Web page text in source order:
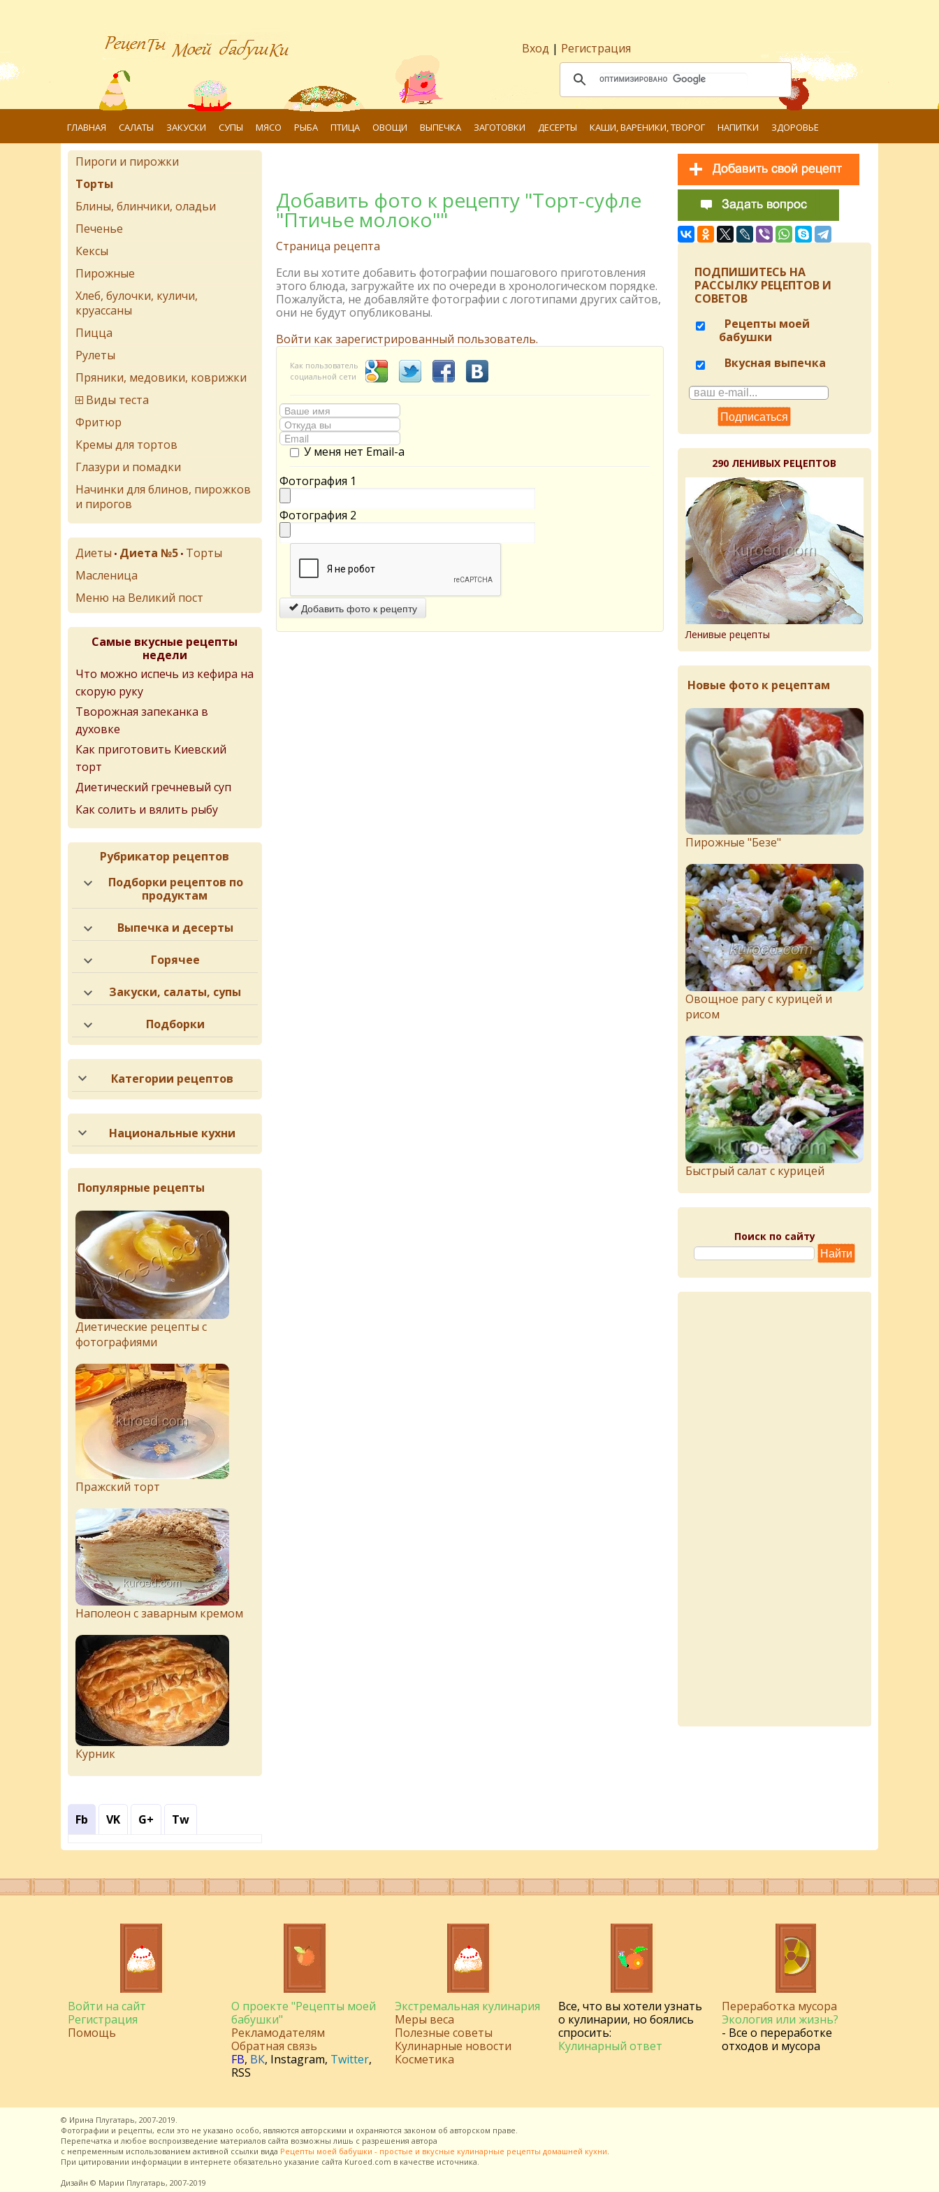
Вход | Регистрация
ГЛАВНАЯ САЛАТЫ ЗАКУСКИ СУПЫ МЯСО РЫБА ПТИЦА ОВОЩИ ВЫПЕЧКА ЗАГОТОВКИ ДЕСЕРТЫ КАШИ, ВАРЕНИКИ, ТВОРОГ НАПИТКИ ЗДОРОВЬЕ
Добавить фото к рецепту "Торт-суфле
"Птичье молоко""
Страница рецепта
Если вы хотите добавить фотографии пошагового приготовления
этого блюда, загружайте их по очереди в хронологическом порядке.
Пожалуйста, не добавляйте фотографии с логотипами других сайтов,
они не будут опубликованы.
Войти как зарегистрированный пользователь.
Как пользователь
социальной сети
У меня нет Email-а
Фотография 1
Фотография 2
Добавить фото к рецепту
Пироги и пирожки
Торты
Блины, блинчики, оладьи
Печенье
Кексы
Пирожные
Хлеб, булочки, куличи,
круассаны
Пицца
Рулеты
Пряники, медовики, коврижки
Виды теста
Фритюр
Кремы для тортов
Глазури и помадки
Начинки для блинов, пирожков
и пирогов
Диеты • Диета №5 • Торты
Масленица
Меню на Великий пост
Самые вкусные рецепты
недели
Что можно испечь из кефира на
скорую руку
Творожная запеканка в
духовке
Как приготовить Киевский
торт
Диетический гречневый суп
Как солить и вялить рыбу
Рубрикатор рецептов
Подборки рецептов по
продуктам
Выпечка и десерты
Горячее
Закуски, салаты, супы
Подборки
Категории рецептов
Национальные кухни
Популярные рецепты
Диетические рецепты с
фотографиями
Пражский торт
Наполеон с заварным кремом
Курник
Fb VK G+ Tw
ПОДПИШИТЕСЬ НА
РАССЫЛКУ РЕЦЕПТОВ И
СОВЕТОВ
Рецепты моей
бабушки
Вкусная выпечка
290 ЛЕНИВЫХ РЕЦЕПТОВ
Ленивые рецепты
Новые фото к рецептам
Пирожныe "Бeзe"
Овощное рагу с курицей и
рисом
Быстрый салат с курицей
Поиск по сайту
Войти на сайт
Регистрация
Помощь
О проекте "Рецепты моей
бабушки"
Рекламодателям
Обратная связь
FB, ВК, Instagram, Twitter,
RSS
Экстремальная кулинария
Меры веса
Полезные советы
Кулинарные новости
Косметика
Все, что вы хотели узнать
о кулинарии, но боялись
спросить:
Кулинарный ответ
Переработка мусора
Экология или жизнь?
- Все о переработке
отходов и мусора
© Ирина Плугатарь, 2007-2019.
Фотографии и рецепты, если это не указано особо, являются авторскими и охраняются законом об авторском праве.
Перепечатка и любое воспроизведение материалов сайта возможны лишь с разрешения автора
с непременным использованием активной ссылки вида Рецепты моей бабушки - простые и вкусные кулинарные рецепты домашней кухни.
При цитировании информации в интернете обязательно указание сайта Kuroed.com в качестве источника.
Дизайн © Марии Плугатарь, 2007-2019